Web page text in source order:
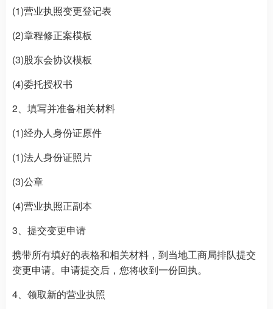
(1)营业执照变更登记表
(2)章程修正案模板
(3)股东会协议模板
(4)委托授权书
2、填写并准备相关材料
(1)经办人身份证原件
(1)法人身份证照片
(3)公章
(4)营业执照正副本
3、提交变更申请
携带所有填好的表格和相关材料，到当地工商局排队提交
变更申请。申请提交后，您将收到一份回执。
4、领取新的营业执照